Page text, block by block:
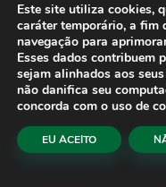
Este site utiliza cookies,
caráter temporário, a fim
navegação para
Esses dados contribuem
sejam alinhados aos
não danifica seu
concorda com o uso de
EU ACEITO